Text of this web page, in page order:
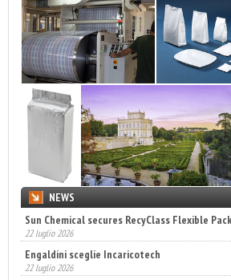
NEWS
Sun Chemical secures RecyClass Flexible
22 luglio 2026
Engaldini sceglie Incaricotech
22 luglio 2026